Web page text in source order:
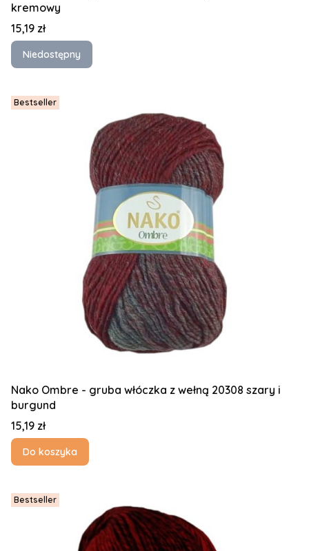
kremowy
Cena
15,19 zł
Niedostępny
Bestseller
Nako Ombre - gruba włóczka z wełną 20308 szary i
burgund
Cena
15,19 zł
Do koszyka
Bestseller